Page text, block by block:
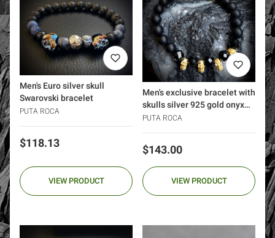
Men's Euro silver skull
Swarovski bracelet
PUTA ROCA
Price
$118.13
VIEW PRODUCT
Men's exclusive bracelet with
skulls silver 925 gold onyx
black rubies
PUTA ROCA
Price
$143.00
VIEW PRODUCT